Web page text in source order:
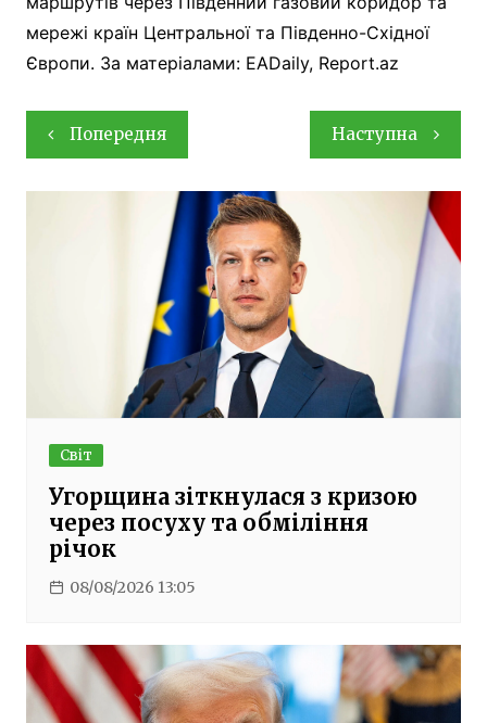
мережі країн Центральної та Південно-Східної
Європи. За матеріалами: EADaily, Report.az
Навігація
записів
Попередня Наступна
Світ
Угорщина зіткнулася з кризою
через посуху та обміління
річок
08/08/2026 13:05